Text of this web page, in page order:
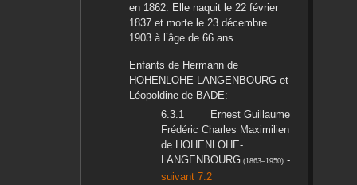
en 1862. Elle naquit le 22 février
1837et morte le 23 décembre
1903à l’âge de 66 ans.
Enfants de Hermannde
HOHENLOHE-LANGENBOURGet
Léopoldinede BADE:
Ernest Guillaume
Frédéric Charles Maximilien
de HOHENLOHE-
LANGENBOURG(1863–1950)-
suivant 7.2